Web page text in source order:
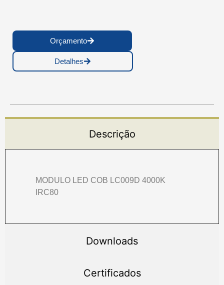
Orçamento
Detalhes
Descrição
Downloads
Certificados
MODULO LED COB LC009D 4000K
IRC80